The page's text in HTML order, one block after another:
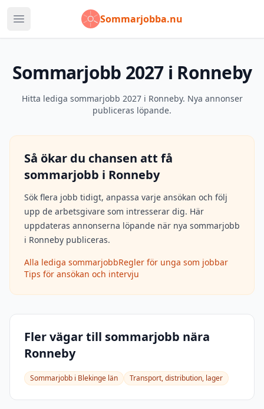
Öppna huvudmenySommarjobba.nu
Sommarjobb 2027 i Ronneby
Hitta lediga sommarjobb 2027 i Ronneby. Nya annonser
publiceras löpande.
Så ökar du chansen att få
sommarjobb i Ronneby
Sök flera jobb tidigt, anpassa varje ansökan och följ
upp de arbetsgivare som intresserar dig. Här
uppdateras annonserna löpande när nya sommarjobb
i Ronneby publiceras.
Alla lediga sommarjobbRegler för unga som jobbar
Tips för ansökan och intervju
Fler vägar till sommarjobb nära
Ronneby
Sommarjobb i Blekinge län Transport, distribution, lager